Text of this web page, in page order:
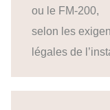
ou le FM-200,
selon les
légales de